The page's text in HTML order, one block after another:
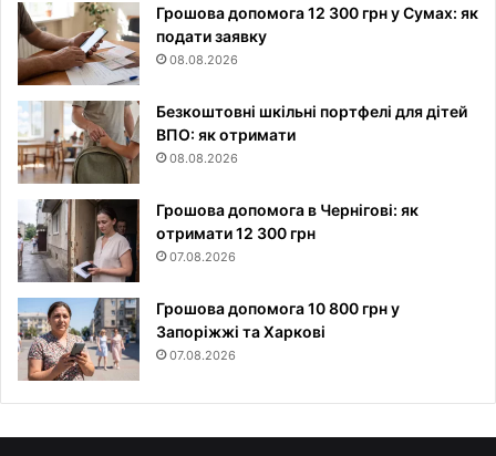
Грошова допомога 12 300 грн у Сумах: як
подати заявку
08.08.2026
Безкоштовні шкільні портфелі для дітей
ВПО: як отримати
08.08.2026
Грошова допомога в Чернігові: як
отримати 12 300 грн
07.08.2026
Грошова допомога 10 800 грн у
Запоріжжі та Харкові
07.08.2026